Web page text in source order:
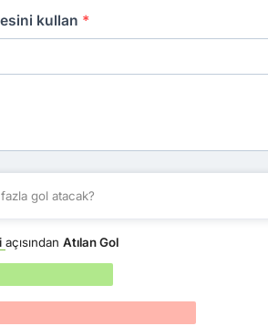
kullan *
gol atacak?
açısındanAtılan Gol